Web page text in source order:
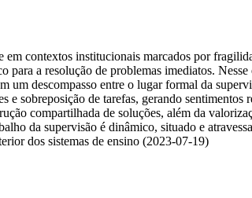
contextos institucionais marcados por
a resolução de problemas imediatos.
um descompasso entre o lugar formal da
sobreposição de tarefas, gerando
compartilhada de soluções, além da
da supervisão é dinâmico, situado e
dos sistemas de ensino (2023-07-19)